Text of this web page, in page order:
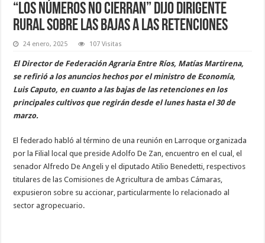
“Los números no cierran” dijo dirigente
rural sobre las bajas a las retenciones
24 enero, 2025 107 Visitas
El Director de Federación Agraria Entre Ríos, Matías Martirena,
se refirió a los anuncios hechos por el ministro de Economía,
Luis Caputo, en cuanto a las bajas de las retenciones en los
principales cultivos que regirán desde el lunes hasta el 30 de
marzo.
El federado habló al término de una reunión en Larroque organizada
por la Filial local que preside Adolfo De Zan, encuentro en el cual, el
senador Alfredo De Angeli y el diputado Atilio Benedetti, respectivos
titulares de las Comisiones de Agricultura de ambas Cámaras,
expusieron sobre su accionar, particularmente lo relacionado al
sector agropecuario.